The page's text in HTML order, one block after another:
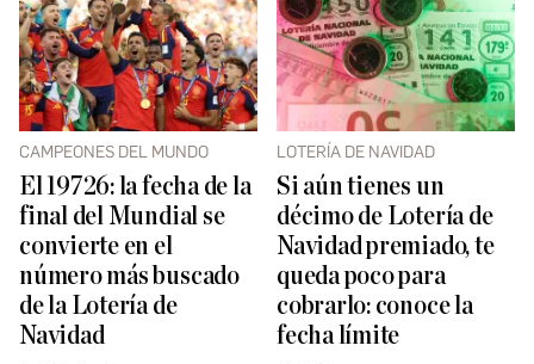
CAMPEONES DEL MUNDO
El 19726: la fecha de la
final del Mundial se
convierte en el
número más buscado
de la Lotería de
Navidad
LOTERÍA DE NAVIDAD
Si aún tienes un
décimo de Lotería de
Navidad premiado, te
queda poco para
cobrarlo: conoce la
fecha límite